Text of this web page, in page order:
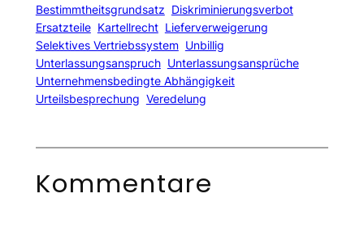
Bestimmtheitsgrundsatz Diskriminierungsverbot
Ersatzteile Kartellrecht Lieferverweigerung
Selektives Vertriebssystem Unbillig
Unterlassungsanspruch Unterlassungsansprüche
Unternehmensbedingte Abhängigkeit
Urteilsbesprechung Veredelung
Kommentare